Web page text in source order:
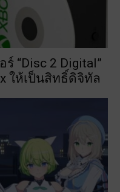
“Disc 2 Digital”
ให้เป็นสิทธิ์ดิจิทัล